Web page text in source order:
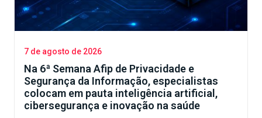
7 de agosto de 2026
Na 6ª Semana Afip de Privacidade e
Segurança da Informação, especialistas
colocam em pauta inteligência artificial,
cibersegurança e inovação na saúde